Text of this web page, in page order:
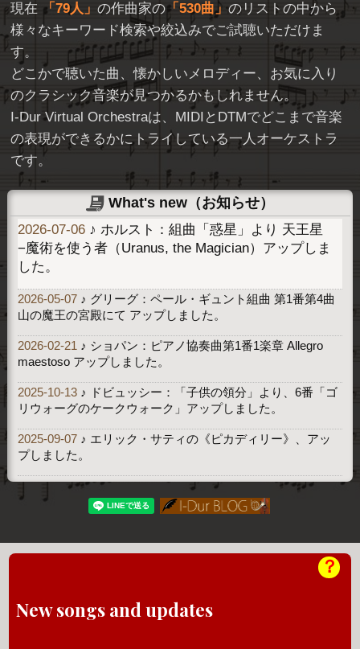
現在
79人 の作曲家の 530曲
のリストの中から
様々なキーワード検索や絞込みでご試聴いただけま
す。
どこかで聴いた曲、懐かしいメロディー、お気に入り
のクラシック音楽が見つかるかもしれません。
I-Dur Virtual Orchestraは、MIDIとDTMでどこまで音楽
の表現ができるかにトライしている一人オーケストラ
です。
What's new（お知らせ）
2026-07-06 ♪ ホルスト：組曲「惑星」より 天王星
−魔術を使う者（Uranus, the Magician）アップしま
した。
2026-05-07 ♪ グリーグ：ペール・ギュント組曲 第1番第4曲
山の魔王の宮殿にて アップしました。
2026-02-21 ♪ ショパン：ピアノ協奏曲第1番1楽章 Allegro
maestoso アップしました。
2025-10-13 ♪ ドビュッシー：「子供の領分」より、6番「ゴ
リウォーグのケークウォーク」アップしました。
2025-09-07 ♪ エリック・サティの《ピカディリー》、アッ
プしました。
New songs and updates
？